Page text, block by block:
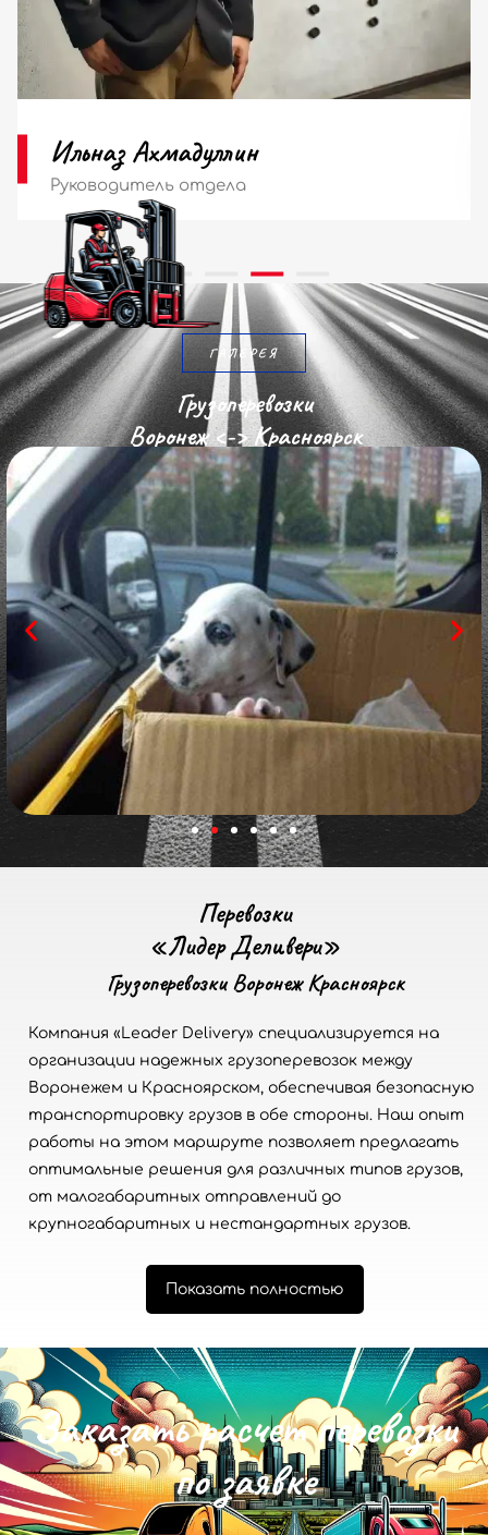
Мария Ильина
Диспетчер
ГАЛЕРЕЯ
Грузоперевозки
Воронеж <-> Красноярск
Перевозки
«Лидер Деливери»
Грузоперевозки Воронеж Красноярск
Компания «Leader Delivery» специализируется на
организации надежных грузоперевозок между
Воронежем и Красноярском, обеспечивая безопасную
транспортировку грузов в обе стороны. Наш опыт
работы на этом маршруте позволяет предлагать
оптимальные решения для различных типов грузов,
от малогабаритных отправлений до
крупногабаритных и нестандартных грузов.
Показать полностью
Заказать расчет перевозки
по заявке